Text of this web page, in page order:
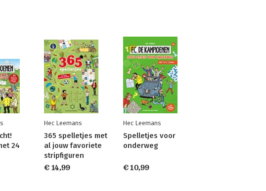
24
Hec Leemans
365 spelletjes met
al jouw favoriete
stripfiguren
€ 14,99
Hec Leemans
Spelletjes voor
onderweg
€ 10,99